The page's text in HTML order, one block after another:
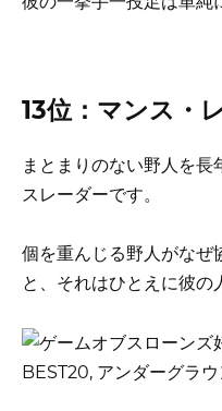
13位：マンス・
まとまりのない野人を
スレーダーです。
個を重んじる野人がなぜ
と、それはひとえに彼の